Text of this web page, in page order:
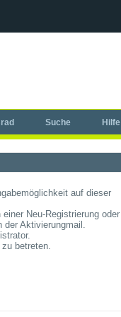
Suche Hilfe
auf dieser
Neu-Registrierung oder
der Aktivierungmail.
betreten.